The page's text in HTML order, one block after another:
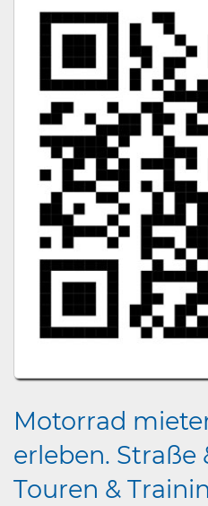
Motorrad
erleben. Straße
Touren &